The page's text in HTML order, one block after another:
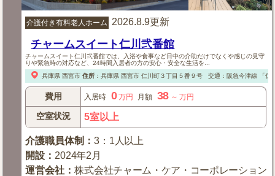
介護付き有料老人ホーム 2026.8.9更新
チャームスイート仁川弐番館
チャームスイート仁川弐番館では、入浴や食事など日中の介助だけでなくや感じの見守
りや緊急時の対応など、24時間入居者の方の安心・安全な生活を...
兵庫県 西宮市 住所： 兵庫県 西宮市仁川町３丁目５番９号 交通：阪急今津線 「仁
費用 入居時 0万円 月額 38 ～万円
空室状況 5室以上
介護職員体制 ：3：1人以上
開設 ： 2024年2月
運営会社 ：株式会社チャーム・ケア・コーポレーション